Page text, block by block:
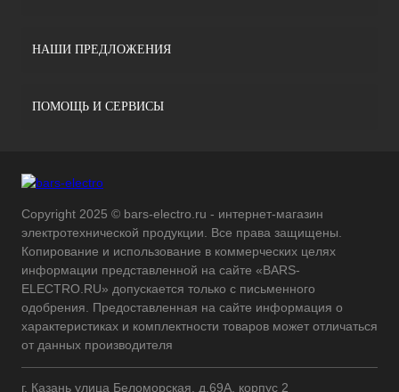
НАШИ ПРЕДЛОЖЕНИЯ
ПОМОЩЬ И СЕРВИСЫ
Copyright 2025 © bars-electro.ru - интернет-магазин
электротехнической продукции. Все права защищены.
Копирование и использование в коммерческих целях
информации представленной на сайте «BARS-
ELECTRO.RU» допускается только с письменного
одобрения. Предоставленная на сайте информация о
характеристиках и комплектности товаров может отличаться
от данных производителя
г. Казань улица Беломорская, д.69А, корпус 2